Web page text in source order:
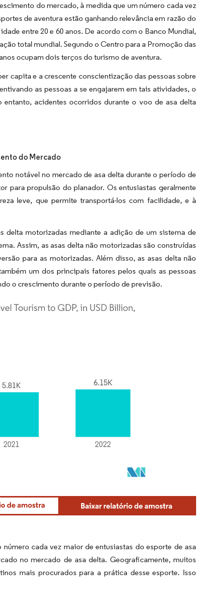
do mercado, à medida que um número cada vez
de aventura estão ganhando relevância em razão do
entre 20 e 60 anos. De acordo com o Banco Mundial,
total mundial. Segundo o Centro para a Promoção das
ocupam dois terços do turismo de aventura.
capita e a crescente conscientização das pessoas sobre
as pessoas a se engajarem em tais atividades, o
acidentes ocorridos durante o voo de asa delta
do Mercado
notável no mercado de asa delta durante o período de
para propulsão do planador. Os entusiastas geralmente
leve, que permite transportá-los com facilidade, e à
delta motorizadas mediante a adição de um sistema de
Assim, as asas delta não motorizadas são construídas
para as motorizadas. Além disso, as asas delta não
um dos principais fatores pelos quais as pessoas
o crescimento durante o período de previsão.
cada vez maior de entusiastas do esporte de asa
no mercado de asa delta. Geograficamente, muitos
mais procurados para a prática desse esporte. Isso